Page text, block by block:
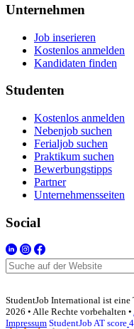
Unternehmen
Job inserieren
Kostenlos anmelden
Kandidaten finden
Studenten
Kostenlos anmelden
Nebenjob suchen
Ferialjob suchen
Praktikum suchen
Bewerbungstipps
Partner
Unternehmensseiten
Social
StudentJob International ist
2026 • Alle Rechte vorbehalten •
Impressum StudentJob AT score